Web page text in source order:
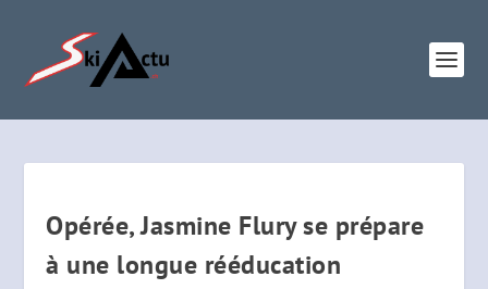
Opérée, Jasmine Flury se prépare
à une longue rééducation